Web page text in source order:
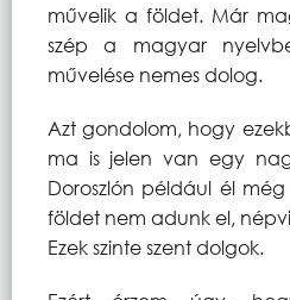
művelik a földet. Már
szép a magyar
művelése nemes dolog.
Azt gondolom, hogy
ma is jelen van egy
Doroszlón például él
földet nem adunk el,
Ezek szinte szent dolgok.